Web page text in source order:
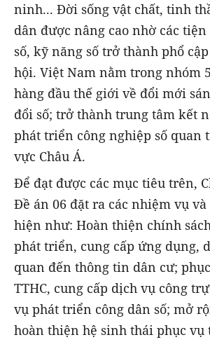
ninh... Đời sống vật chất, tinh
dân được nâng cao nhờ các tiện
số, kỹ năng số trở thành phổ
hội. Việt Nam nằm trong nhóm
hàng đầu thế giới về đổi mới
đổi số; trở thành trung tâm kết
phát triển công nghiệp số quan
vực Châu Á.
Để đạt được các mục tiêu trên,
Đề án 06 đặt ra các nhiệm vụ
hiện như: Hoàn thiện chính
phát triển, cung cấp ứng dụng,
quan đến thông tin dân cư;
TTHC, cung cấp dịch vụ công
vụ phát triển công dân số; mở
hoàn thiện hệ sinh thái phục vụ